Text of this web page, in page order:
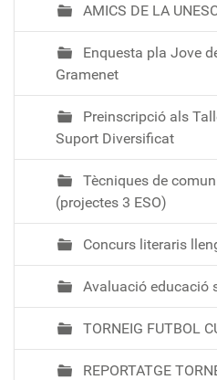
AMICS DE LA
Enquesta pla Jove
Gramenet
Preinscripció als
Suport Diversificat
Tècniques de
(projectes 3 ESO)
Concurs literaris
Avaluació educació
TORNEIG FUTBOL
REPORTATGE